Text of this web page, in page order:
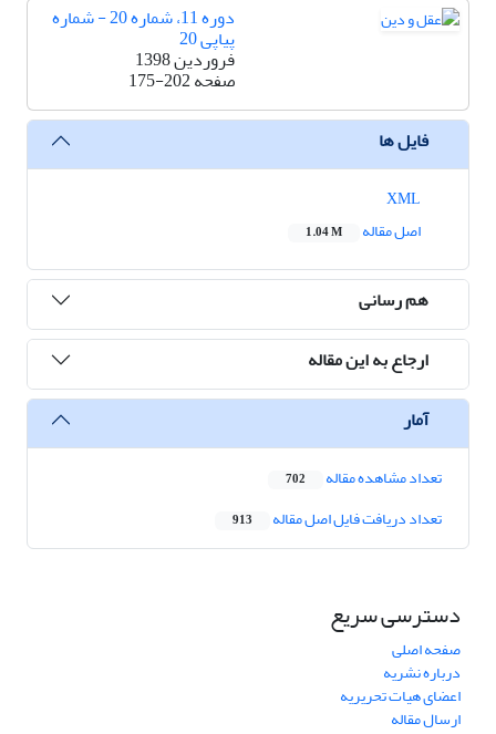
دوره 11، شماره 20 - شماره
پیاپی 20
فروردین 1398
صفحه175-202
فایل ها
اصل مقاله
1.04 M
هم رسانی
ارجاع به این مقاله
آمار
تعداد مشاهده مقاله 702
تعداد دریافت فایل اصل مقاله 913
دسترسی سریع
صفحه اصلی
درباره نشریه
اعضای هیات تحریریه
ارسال مقاله